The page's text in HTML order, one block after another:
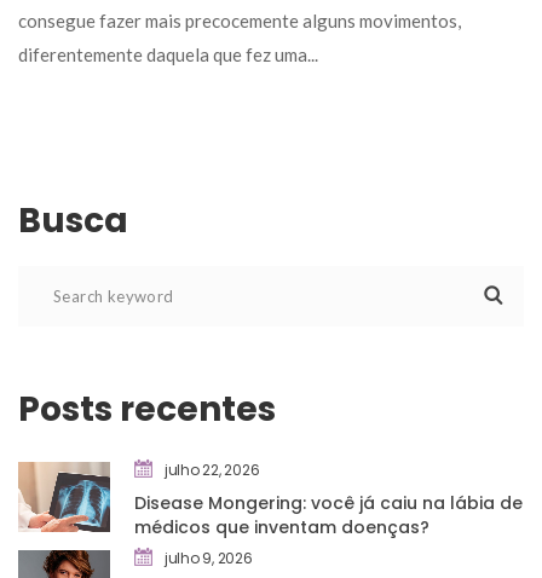
consegue fazer mais precocemente alguns movimentos,
diferentemente daquela que fez uma...
Busca
Posts recente
julho 22, 2026
Disease Mongering: você já caiu na lábia de
médicos que inventam doenças?
julho 9, 2026